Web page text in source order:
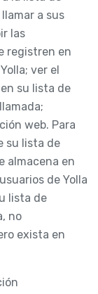
a sus
las
registren en
ver el
su lista de
web. Para
su lista de
almacena en
de Yolla
lista de
no
exista en